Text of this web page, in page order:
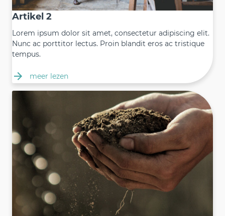
Artikel 2
Lorem ipsum dolor sit amet, consectetur adipiscing elit.
Nunc ac porttitor lectus. Proin blandit eros ac tristique
tempus.
meer lezen